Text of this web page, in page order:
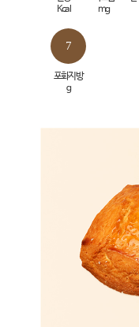
Kcal
mg
7
포화지방
g